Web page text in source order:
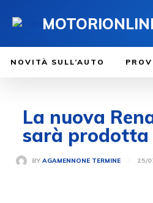
NOVITÀ SULL’AUTO
La nuova
sarà prodotta
BY AGAMENNONE TERMINE 25/